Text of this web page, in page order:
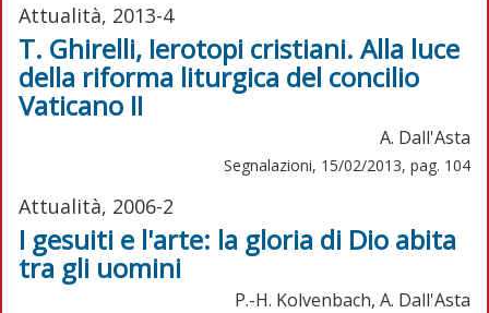
Attualità, 2013-4
T. Ghirelli, Ierotopi cristiani. Alla luce
della riforma liturgica del concilio
Vaticano II
A. Dall'Asta
Segnalazioni, 15/02/2013, pag. 104
Attualità, 2006-2
I gesuiti e l'arte: la gloria di Dio abita
tra gli uomini
P.-H. Kolvenbach, A. Dall'Asta